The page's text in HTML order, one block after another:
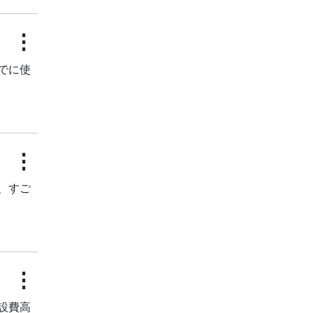
⋮
に使
⋮
すご
⋮
費高